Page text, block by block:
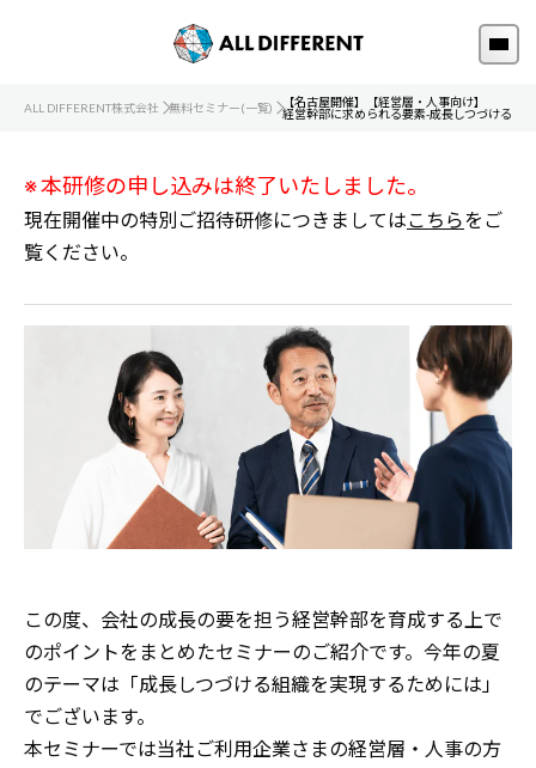
ALL DIFFERENT株式会社 無料セミナー(一覧)
【名古屋開催】【経営層・人事向け】
経営幹部に求められる要素-成長しつづける組
※ 本研修の申し込みは終了いたしました。
現在開催中の特別ご招待研修につきましてはこちらをご
覧ください。
この度、会社の成長の要を担う経営幹部を育成する上で
のポイントをまとめたセミナーのご紹介です。今年の夏
のテーマは「成長しつづける組織を実現するためには」
でございます。
本セミナーでは当社ご利用企業さまの経営層・人事の方